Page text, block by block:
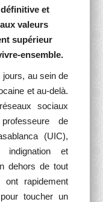
et
valeurs
supérieur
ensemble.
jours, au sein de
et au-delà.
sociaux
de
(UIC),
indignation et
dehors de tout
ont rapidement
toucher un